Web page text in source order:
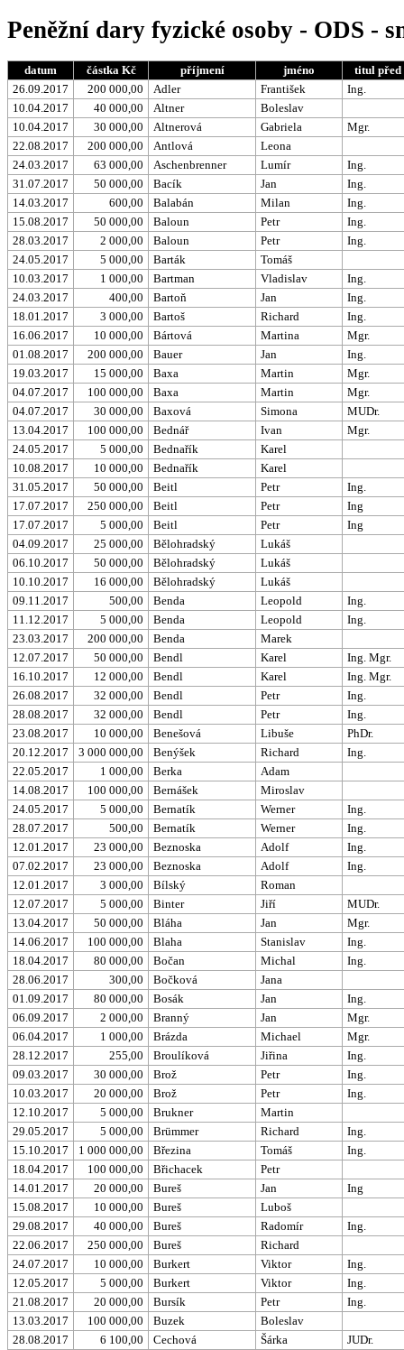
Peněžní dary fyzické osoby - ODS -
datum částka Kč příjmení jméno
titul před
26.09.2017
200 000,00 Adler František
Ing.
10.04.2017
40 000,00 Altner
Boleslav
10.04.2017
30 000,00 Altnerová Gabriela
Mgr.
22.08.2017
200 000,00 Antlová
Leona
24.03.2017
63 000,00 Aschenbrenner Lumír
Ing.
31.07.2017
50 000,00 Bacík Jan
Ing.
14.03.2017
600,00 Balabán Milan
Ing.
15.08.2017
50 000,00 Baloun Petr
Ing.
28.03.2017
2 000,00 Baloun Petr
Ing.
24.05.2017
5 000,00 Barták
Tomáš
10.03.2017
1 000,00 Bartman Vladislav
Ing.
24.03.2017
400,00 Bartoň Jan
Ing.
18.01.2017
3 000,00 Bartoš Richard
Ing.
16.06.2017
10 000,00 Bártová Martina
Mgr.
01.08.2017
200 000,00 Bauer Jan
Ing.
19.03.2017
15 000,00 Baxa Martin
Mgr.
04.07.2017
100 000,00 Baxa Martin
Mgr.
04.07.2017
30 000,00 Baxová Simona
MUDr.
13.04.2017
100 000,00 Bednář Ivan
Mgr.
24.05.2017
5 000,00 Bednařík
Karel
10.08.2017
10 000,00 Bednařík
Karel
31.05.2017
50 000,00 Beitl Petr
Ing.
17.07.2017
250 000,00 Beitl Petr
Ing
17.07.2017
5 000,00 Beitl Petr
Ing
04.09.2017
25 000,00 Bělohradský
Lukáš
06.10.2017
50 000,00 Bělohradský
Lukáš
10.10.2017
16 000,00 Bělohradský
Lukáš
09.11.2017
500,00 Benda Leopold
Ing.
11.12.2017
5 000,00 Benda Leopold
Ing.
23.03.2017
200 000,00 Benda
Marek
12.07.2017
50 000,00 Bendl Karel
Ing. Mgr.
16.10.2017
12 000,00 Bendl Karel
Ing. Mgr.
26.08.2017
32 000,00 Bendl Petr
Ing.
28.08.2017
32 000,00 Bendl Petr
Ing.
23.08.2017
10 000,00 Benešová Libuše
PhDr.
20.12.2017
3 000 000,00 Benýšek Richard
Ing.
22.05.2017
1 000,00 Berka
Adam
14.08.2017
100 000,00 Bernášek
Miroslav
24.05.2017
5 000,00 Bernatík Werner
Ing.
28.07.2017
500,00 Bernatík Werner
Ing.
12.01.2017
23 000,00 Beznoska Adolf
Ing.
07.02.2017
23 000,00 Beznoska Adolf
Ing.
12.01.2017
3 000,00 Bílský
Roman
12.07.2017
5 000,00 Binter Jiří
MUDr.
13.04.2017
50 000,00 Bláha Jan
Mgr.
14.06.2017
100 000,00 Blaha Stanislav
Ing.
18.04.2017
80 000,00 Bočan Michal
Ing.
28.06.2017
300,00 Bočková
Jana
01.09.2017
80 000,00 Bosák Jan
Ing.
06.09.2017
2 000,00 Branný Jan
Mgr.
06.04.2017
1 000,00 Brázda Michael
Mgr.
28.12.2017
255,00 Broulíková Jiřina
Ing.
09.03.2017
30 000,00 Brož Petr
Ing.
10.03.2017
20 000,00 Brož Petr
Ing.
12.10.2017
5 000,00 Brukner
Martin
29.05.2017
5 000,00 Brümmer Richard
Ing.
15.10.2017
1 000 000,00 Březina Tomáš
Ing.
18.04.2017
100 000,00 Břichacek
Petr
14.01.2017
20 000,00 Bureš Jan
Ing
15.08.2017
10 000,00 Bureš
Luboš
29.08.2017
40 000,00 Bureš Radomír
Ing.
22.06.2017
250 000,00 Bureš
Richard
24.07.2017
10 000,00 Burkert Viktor
Ing.
12.05.2017
5 000,00 Burkert Viktor
Ing.
21.08.2017
20 000,00 Bursík Petr
Ing.
13.03.2017
100 000,00 Buzek
Boleslav
28.08.2017
6 100,00 Cechová Šárka
JUDr.